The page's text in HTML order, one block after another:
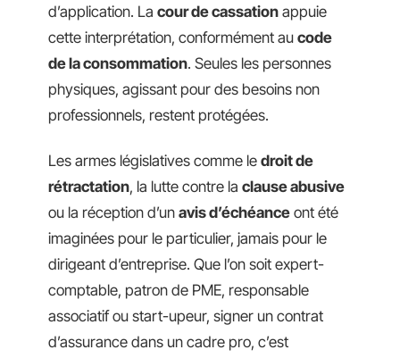
d’application. La cour de cassation appuie
cette interprétation, conformément au code
de la consommation. Seules les personnes
physiques, agissant pour des besoins non
professionnels, restent protégées.
Les armes législatives comme le droit de
rétractation, la lutte contre la clause abusive
ou la réception d’un avis d’échéance ont été
imaginées pour le particulier, jamais pour le
dirigeant d’entreprise. Que l’on soit expert-
comptable, patron de PME, responsable
associatif ou start-upeur, signer un contrat
d’assurance dans un cadre pro, c’est